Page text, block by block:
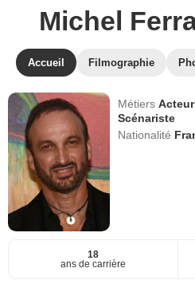
Michel
Accueil Filmographie
MétiersActeur
Scénariste
Nationalité
18
ans de carrière